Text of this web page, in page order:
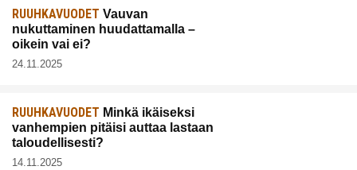
RUUHKAVUODET Vauvan
nukuttaminen huudattamalla –
oikein vai ei?
24.11.2025
RUUHKAVUODET Minkä ikäiseksi
vanhempien pitäisi auttaa lastaan
taloudellisesti?
14.11.2025